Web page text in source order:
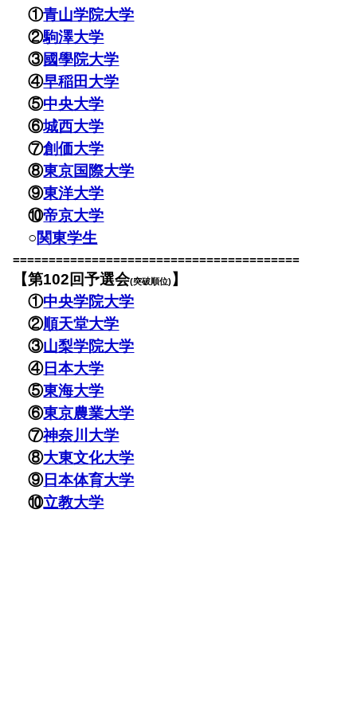
①青山学院大学
②駒澤大学
③國學院大学
④早稲田大学
⑤中央大学
⑥城西大学
⑦創価大学
⑧東京国際大学
⑨東洋大学
⑩帝京大学
○関東学生
========================================
【第102回予選会(突破順位) 】
①中央学院大学
②順天堂大学
③山梨学院大学
④日本大学
⑤東海大学
⑥東京農業大学
⑦神奈川大学
⑧大東文化大学
⑨日本体育大学
⑩立教大学